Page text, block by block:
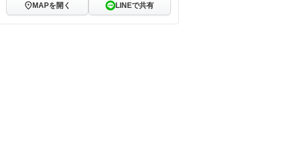
MAPを開く LINEで共有